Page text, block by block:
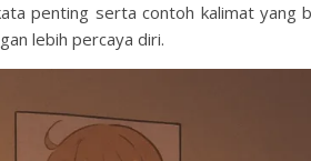
penting serta contoh kalimat yang
lebih percaya diri.